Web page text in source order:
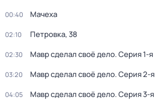
00:40 Мачеха
02:10 Петровка, 38
02:30 Мавр сделал своё дело. Серия 1-я
03:20 Мавр сделал своё дело. Серия 2-я
04:05 Мавр сделал своё дело. Серия 3-я